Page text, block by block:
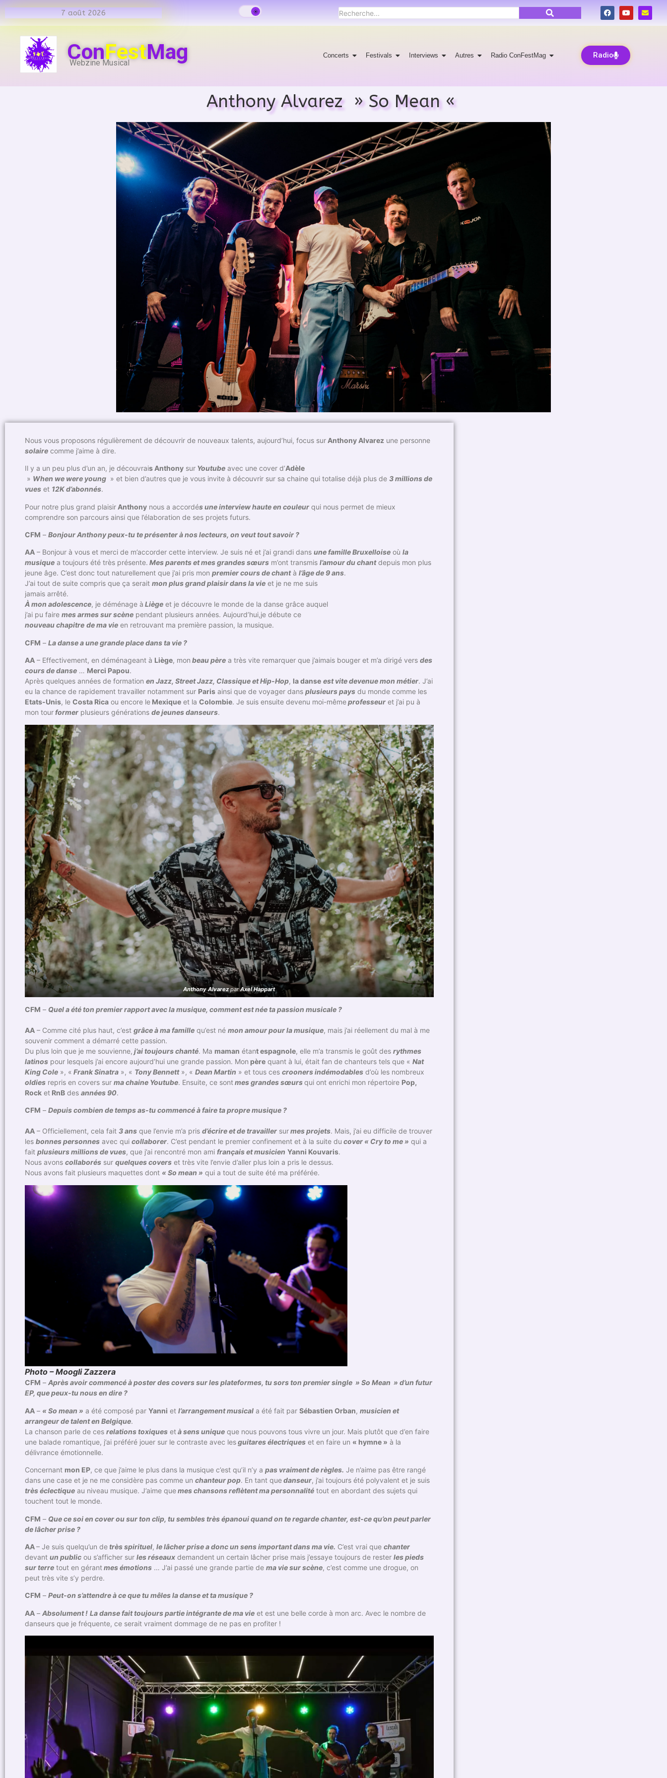
7 août 2026
ConFestMag
Webzine Musical
Concerts Festivals Interviews Autres Radio ConFestMag Radio
Anthony Alvarez » So Mean «
Nous vous proposons régulièrement de découvrir de nouveaux talents, aujourd’hui, focus sur Anthony Alvarez une personne
solaire comme j’aime à dire.
Il y a un peu plus d’un an, je découvrais Anthony sur Youtube avec une cover d’Adèle
» When we were young » et bien d’autres que je vous invite à découvrir sur sa chaine qui totalise déjà plus de 3 millions de
vues et 12K d’abonnés.
Pour notre plus grand plaisir Anthony nous a accordés une interview haute en couleur qui nous permet de mieux
comprendre son parcours ainsi que l’élaboration de ses projets futurs.
CFM – Bonjour Anthony peux-tu te présenter à nos lecteurs, on veut tout savoir ?
AA – Bonjour à vous et merci de m’accorder cette interview. Je suis né et j’ai grandi dans une famille Bruxelloise où la
musique a toujours été très présente. Mes parents et mes grandes sœurs m’ont transmis l’amour du chantdepuis mon plus
jeune âge. C’est donc tout naturellement que j’ai pris mon premier cours de chantà l’âge de 9 ans.
J’ai tout de suite compris que ça serait mon plus grand plaisir dans la vie et je ne me suis
jamais arrêté.
À mon adolescence, je déménage à Liège et je découvre le monde de la danse grâce auquel
j’ai pu faire mes armes sur scène pendant plusieurs années. Aujourd’hui,je débute ce
nouveau chapitre de ma vie en retrouvant ma première passion, la musique.
CFM – La danse a une grande place dans ta vie ?
AA – Effectivement, en déménageant à Liège, mon beau père a très vite remarquer que j’aimais bouger et m’a dirigé vers des
cours de danse … Merci Papou.
Après quelques années de formation en Jazz, Street Jazz, Classique et Hip-Hop, la danse est vite devenue mon métier. J’ai
eu la chance de rapidement travailler notamment sur Paris ainsi que de voyager dans plusieurs pays du monde comme les
Etats-Unis, le Costa Rica ou encore le Mexique et la Colombie. Je suis ensuite devenu moi-mêmeprofesseur et j’ai pu à
mon tourformer plusieurs générations de jeunes danseurs.
Anthony Alvarez parAxel Happart
CFM – Quel a été ton premier rapport avec la musique, comment est née ta passion musicale ?
AA – Comme cité plus haut, c’est grâce à ma famille qu’est né mon amour pour la musique, mais j’ai réellement du mal à me
souvenir comment a démarré cette passion.
Du plus loin que je me souvienne, j’ai toujours chanté. Ma maman étant espagnole, elle m’a transmis le goût des rythmes
latinos pour lesquels j’ai encore aujourd’hui une grande passion. Mon père quant à lui, était fan de chanteurs tels que « Nat
King Cole », « Frank Sinatra », « Tony Bennett», « Dean Martin » et tous ces crooners indémodables d’où les nombreux
oldies repris en covers sur ma chaine Youtube. Ensuite, ce sontmes grandes sœursqui ont enrichi mon répertoire Pop,
Rock et RnB des années 90.
CFM – Depuis combien de temps as-tu commencé à faire ta propre musique ?
AA – Officiellement, cela fait 3 ans que l’envie m’a pris d’écrire et de travailler surmes projets. Mais, j’ai eu difficile de trouver
les bonnes personnes avec qui collaborer. C’est pendant le premier confinement et à la suite du cover « Cry to me » qui a
fait plusieurs millions de vues, que j’ai rencontré mon ami français et musicien Yanni Kouvaris.
Nous avons collaborés sur quelques covers et très vite l’envie d’aller plus loin a pris le dessus.
Nous avons fait plusieurs maquettes dont « So mean » qui a tout de suite été ma préférée.
Photo – Moogli Zazzera
CFM – Après avoir commencé à poster des covers sur les plateformes, tu sors ton premier single » So Mean » d’un futur
EP, que peux-tu nous en dire ?
AA – « So mean » a été composé par Yanni et l’arrangement musical a été fait par Sébastien Orban, musicien et
arrangeur de talent en Belgique.
La chanson parle de ces relations toxiques età sens unique que nous pouvons tous vivre un jour. Mais plutôt que d’en faire
une balade romantique, j’ai préféré jouer sur le contraste avec lesguitares électriques et en faire un « hymne » à la
délivrance émotionnelle.
Concernant mon EP, ce que j’aime le plus dans la musique c’est qu’il n’y a pas vraiment de règles. Je n’aime pas être rangé
dans une case et je ne me considère pas comme un chanteur pop. En tant quedanseur, j’ai toujours été polyvalent et je suis
très éclectique au niveau musique. J’aime quemes chansons reflètent ma personnalité tout en abordant des sujets qui
touchent tout le monde.
CFM – Que ce soi en cover ou sur ton clip, tu sembles très épanoui quand on te regarde chanter, est-ce qu’on peut parler
de lâcher prise ?
AA– Je suis quelqu’un detrès spirituel, le lâcher prise a donc un sens important dans ma vie. C’est vrai que chanter
devant un public ou s’afficher sur les réseaux demandent un certain lâcher prise mais j’essaye toujours de rester les pieds
sur terre tout en gérantmes émotions … J’ai passé une grande partie de ma vie sur scène, c’est comme une drogue, on
peut très vite s’y perdre.
CFM – Peut-on s’attendre à ce que tu mêles la danse et ta musique ?
AA – Absolument ! La danse fait toujours partie intégrante de ma vie et est une belle corde à mon arc. Avec le nombre de
danseurs que je fréquente, ce serait vraiment dommage de ne pas en profiter !